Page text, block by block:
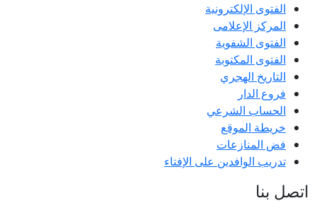
الفتوى الإلكترونية
المركز الإعلامى
الفتوى الشفوية
الفتوى المكتوبة
التاريخ الهجري
فروع الدار
الحساب الشرعي
خريطة الموقع
فض المنازعات
تدريب الوافدين على الإفتاء
اتصل بنا